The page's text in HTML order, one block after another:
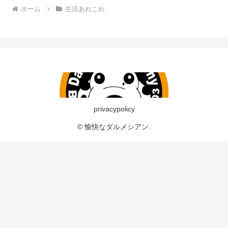
ホーム 生活あれこれ
privacypolicy
© 愉快なダルメシアン.